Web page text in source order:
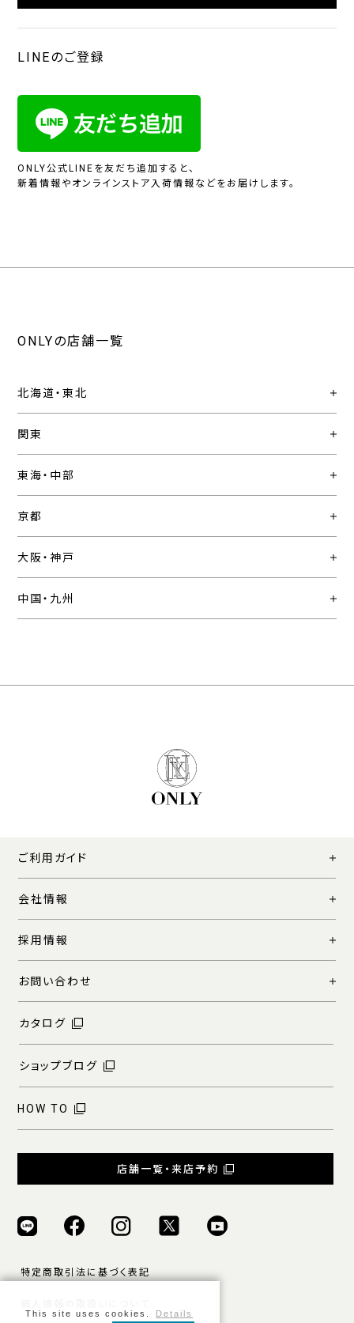
LINEのご登録
ONLY公式LINEを友だち追加すると、
新着情報やオンラインストア入荷情報などをお届けします。
ONLYの店舗一覧
北海道・東北
関東
東海・中部
京都
大阪・神戸
中国・九州
ご利用ガイド
会社情報
採用情報
お問い合わせ
カタログ
ショップブログ
HOW TO
店舗一覧・来店予約
特定商取引法に基づく表記
This site uses cookies. Details